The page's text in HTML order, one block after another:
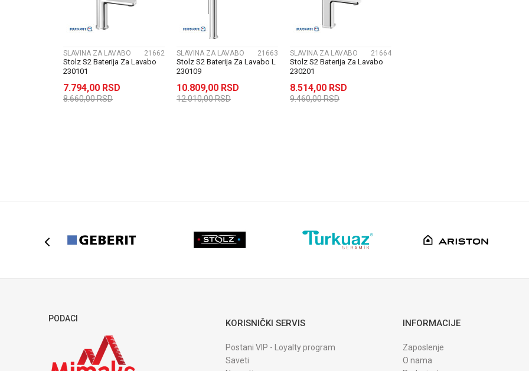
POŠALJI
Uvoznik / proizvodjač
SLAVINA ZA LAVABO 21662
Stolz S2 Baterija Za Lavabo
230101
7.794,00 RSD
8.660,00RSD
SLAVINA ZA LAVABO 21663
Stolz S2 Baterija Za Lavabo L
230109
10.809,00 RSD
12.010,00RSD
SLAVINA ZA LAVABO 21664
Stolz S2 Baterija Za Lavabo
230201
8.514,00 RSD
9.460,00RSD
PODACI KORISNIČKI SERVIS
Postani VIP - Loyalty program
Saveti
INFORMACIJE
Zaposlenje
O nama